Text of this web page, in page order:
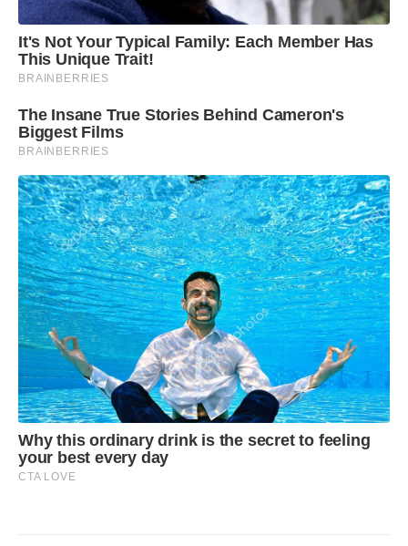
It's Not Your Typical Family: Each Member Has
This Unique Trait!
BRAINBERRIES
The Insane True Stories Behind Cameron's
Biggest Films
BRAINBERRIES
Why this ordinary drink is the secret to feeling
your best every day
CTA LOVE